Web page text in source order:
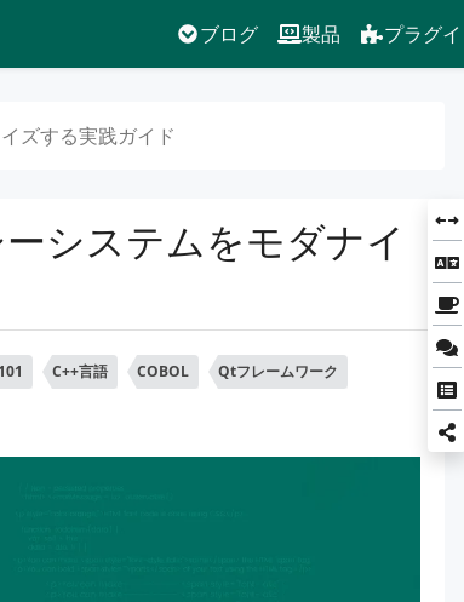
ブログ 製品 プラグ
ズする実践ガイド
システムをモダナイ
C++言語 COBOL Qtフレームワーク